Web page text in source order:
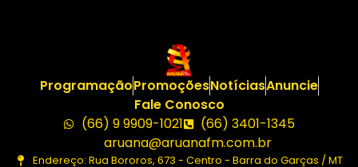
ProgramaçãoPromoçõesNotíciasAnuncie
Fale Conosco
(66) 9 9909-1021
(66) 3401-1345
aruana@aruanafm.com.br
Endereço: Rua Bororos, 673 - Centro - Barra do Garças / MT